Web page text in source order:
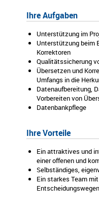
Ihre Aufgaben
Unterstützung im
Unterstützung beim
Korrektoren
Qualitätssicherung
Übersetzen und
Umfangs in die
Datenaufbereitung,
Vorbereiten von
Datenbankpflege
Ihre Vorteile
Ein attraktives und
einer offenen und
Selbständiges,
Ein starkes Team
Entscheidungswegen